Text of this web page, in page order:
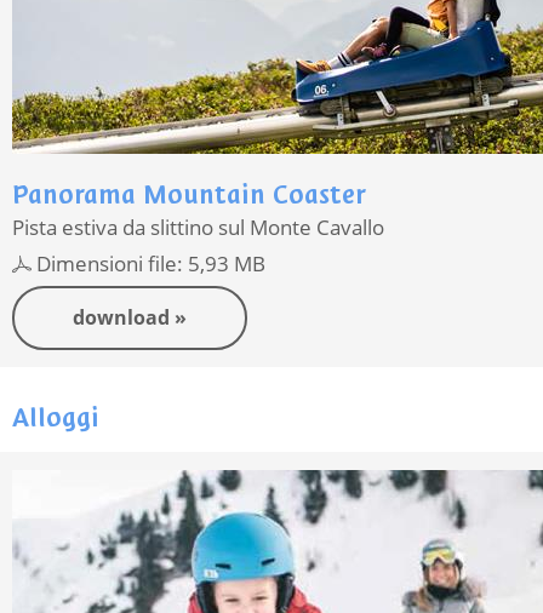
Panorama Mountain Coaster
Pista estiva da slittino sul Monte Cavallo
Dimensioni file: 5,93 MB
download »
Alloggi